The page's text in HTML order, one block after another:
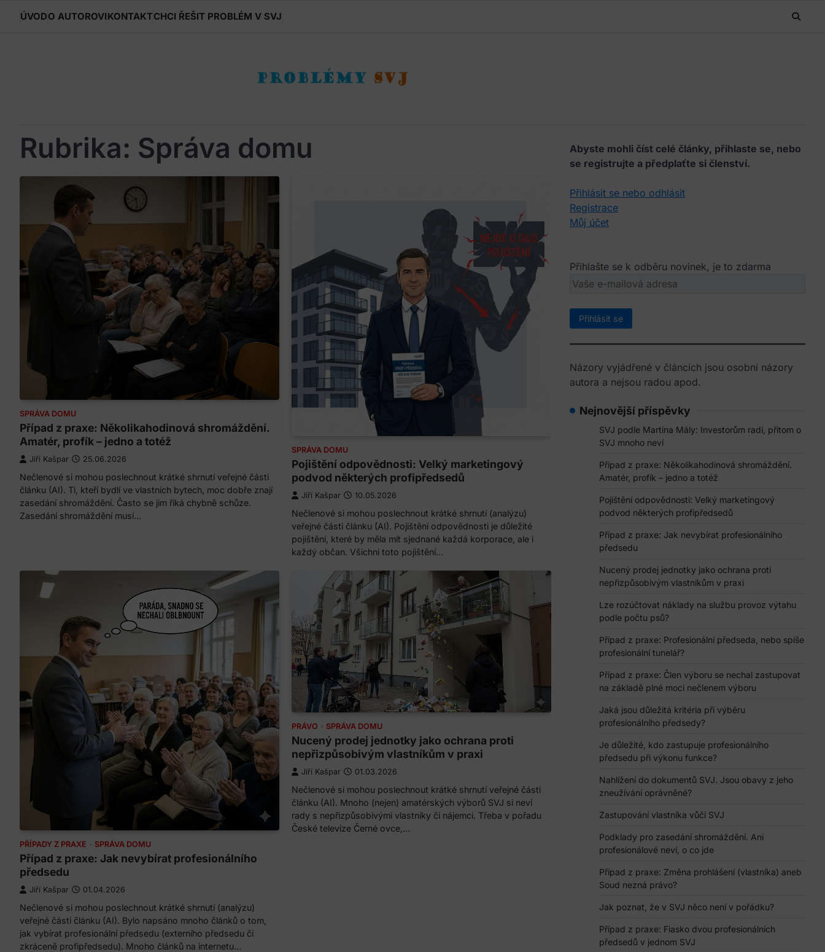
ÚVODO AUTOROVIKONTAKTCHCI ŘEŠIT PROBLÉM V SVJ
Rubrika: Správa domu
SPRÁVA DOMU
Případ z praxe: Několikahodinová shromáždění.
Amatér, profík – jedno a totéž
Jiří Kašpar 25.06.2026
Nečlenové si mohou poslechnout krátké shrnutí veřejné části
článku (AI). Ti, kteří bydlí ve vlastních bytech, moc dobře znají
zasedání shromáždění. Často se jim říká chybně schůze.
Zasedání shromáždění musí…
SPRÁVA DOMU
Pojištění odpovědnosti: Velký marketingový
podvod některých profipředsedů
Jiří Kašpar 10.05.2026
Nečlenové si mohou poslechnout krátké shrnutí (analýzu)
veřejné části článku (AI). Pojištění odpovědnosti je důležité
pojištění, které by měla mít sjednané každá korporace, ale i
každý občan. Všichni toto pojištění…
PŘÍPADY Z PRAXE SPRÁVA DOMU
Případ z praxe: Jak nevybírat profesionálního
předsedu
Jiří Kašpar 01.04.2026
Nečlenové si mohou poslechnout krátké shrnutí (analýzu)
veřejné části článku (AI). Bylo napsáno mnoho článků o tom,
jak vybírat profesionální předsedu (externího předsedu či
zkráceně profipředsedu). Mnoho článků na internetu…
PRÁVO SPRÁVA DOMU
Nucený prodej jednotky jako ochrana proti
nepřizpůsobivým vlastníkům v praxi
Jiří Kašpar 01.03.2026
Nečlenové si mohou poslechnout krátké shrnutí veřejné části
článku (AI). Mnoho (nejen) amatérských výborů SVJ si neví
rady s nepřizpůsobivými vlastníky či nájemci. Třeba v pořadu
České televize Černé ovce,…
Abyste mohli číst celé články, přihlaste se, nebo
se registrujte a předplaťte si členství.
Přihlásit se nebo odhlásit
Registrace
Můj účet
Přihlašte se k odběru novinek, je to zdarma
Názory vyjádřené v článcích jsou osobní názory
autora a nejsou radou apod.
Nejnovější příspěvky
SVJ podle Martina Mály: Investorům radí, přitom o
SVJ mnoho neví
Případ z praxe: Několikahodinová shromáždění.
Amatér, profík – jedno a totéž
Pojištění odpovědnosti: Velký marketingový
podvod některých profipředsedů
Případ z praxe: Jak nevybírat profesionálního
předsedu
Nucený prodej jednotky jako ochrana proti
nepřizpůsobivým vlastníkům v praxi
Lze rozúčtovat náklady na službu provoz výtahu
podle počtu psů?
Případ z praxe: Profesionální předseda, nebo spíše
profesionální tunelář?
Případ z praxe: Člen výboru se nechal zastupovat
na základě plné moci nečlenem výboru
Jaká jsou důležitá kritéria při výběru
profesionálního předsedy?
Je důležité, kdo zastupuje profesionálního
předsedu při výkonu funkce?
Nahlížení do dokumentů SVJ. Jsou obavy z jeho
zneužívání oprávněné?
Zastupování vlastníka vůči SVJ
Podklady pro zasedání shromáždění. Ani
profesionálové neví, o co jde
Případ z praxe: Změna prohlášení (vlastníka) aneb
Soud nezná právo?
Jak poznat, že v SVJ něco není v pořádku?
Případ z praxe: Fiasko dvou profesionálních
předsedů v jednom SVJ